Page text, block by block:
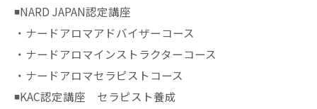
◾️NARD JAPAN認定講座
・ナードアロマアドバイザーコース
・ナードアロマインストラクターコース
・ナードアロマセラピストコース
◾️KAC認定講座 セラピスト養成